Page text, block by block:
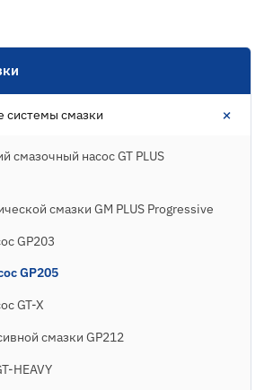
системы смазки +
смазочный насос GT PLUS
смазки GM PLUS Progressive
GP203
GP205
GT-X
смазки GP212
HEAVY